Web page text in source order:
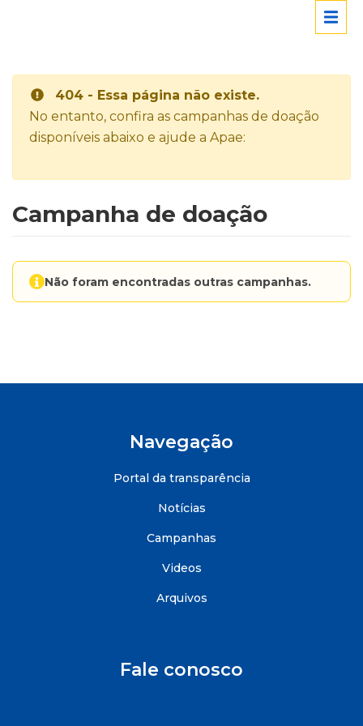
404 - Essa página não existe.
No entanto, confira as campanhas de doação
disponíveis abaixo e ajude a Apae:
Campanha de doação
Não foram encontradas outras campanhas.
Navegação
Portal da transparência
Notícias
Campanhas
Videos
Arquivos
Fale conosco